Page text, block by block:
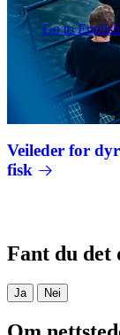
Go to
Veileder for
fisk
Fant du det
Ja Nei